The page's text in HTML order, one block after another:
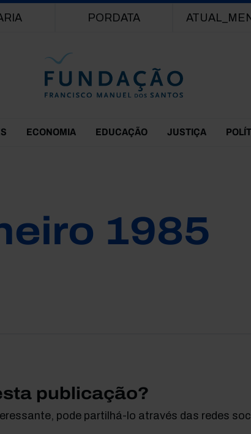
PORDATA
ECONOMIA EDUCAÇÃO JUSTIÇA
1985
publicação?
pode partilhá-lo através das redes